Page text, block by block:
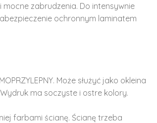
zabrudzenia. Do intensywnie
ochronnym laminatem
Może służyć jako okleina
ma soczyste i ostre kolory.
farbami ścianę. Ścianę trzeba